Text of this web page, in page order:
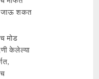
शकत
मोड
केलेल्या